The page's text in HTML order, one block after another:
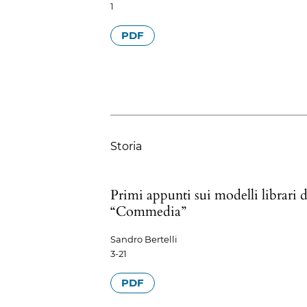
1
PDF
Storia
Primi appunti sui modelli librari
“Commedia”
Sandro Bertelli
3-21
PDF